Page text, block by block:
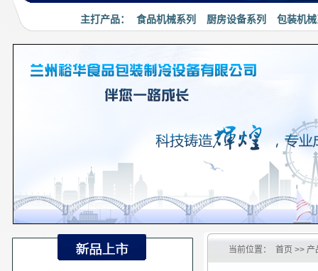
主打产品： 食品机械系列 厨房设备系列 包装机
当前位置： 首页 >> 产